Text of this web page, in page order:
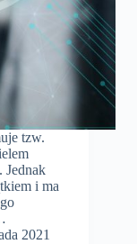
tzw.
Jednak
i ma
2021